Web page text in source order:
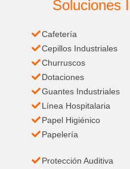
Soluciones
Cafetería
Cepillos Industriales
Churruscos
Dotaciones
Guantes Industriales
Línea Hospitalaria
Papel Higiénico
Papelería
Protección Auditiva